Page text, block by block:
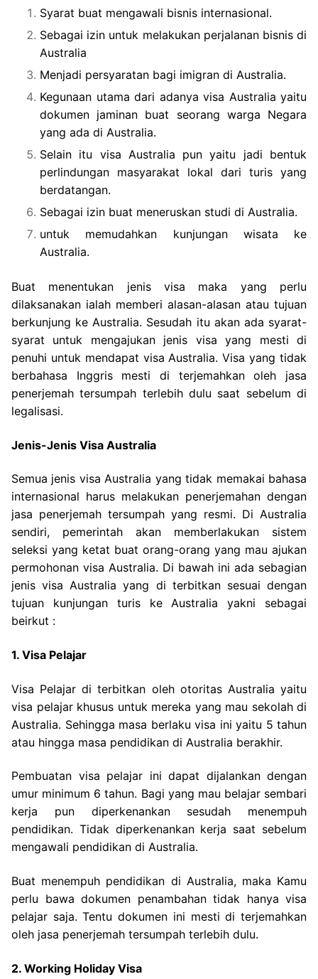
Syarat buat mengawali bisnis internasional.
Sebagai izin untuk melakukan perjalanan bisnis di
Australia
Menjadi persyaratan bagi imigran di Australia.
Kegunaan utama dari adanya visa Australia yaitu
dokumen jaminan buat seorang warga Negara
yang ada di Australia.
Selain itu visa Australia pun yaitu jadi bentuk
perlindungan masyarakat lokal dari turis yang
berdatangan.
Sebagai izin buat meneruskan studi di Australia.
untuk memudahkan kunjungan wisata ke
Australia.
Buat menentukan jenis visa maka yang perlu
dilaksanakan ialah memberi alasan-alasan atau tujuan
berkunjung ke Australia. Sesudah itu akan ada syarat-
syarat untuk mengajukan jenis visa yang mesti di
penuhi untuk mendapat visa Australia. Visa yang tidak
berbahasa Inggris mesti di terjemahkan oleh jasa
penerjemah tersumpah terlebih dulu saat sebelum di
legalisasi.
Jenis-Jenis Visa Australia
Semua jenis visa Australia yang tidak memakai bahasa
internasional harus melakukan penerjemahan dengan
jasa penerjemah tersumpah yang resmi. Di Australia
sendiri, pemerintah akan memberlakukan sistem
seleksi yang ketat buat orang-orang yang mau ajukan
permohonan visa Australia. Di bawah ini ada sebagian
jenis visa Australia yang di terbitkan sesuai dengan
tujuan kunjungan turis ke Australia yakni sebagai
beirkut :
1. Visa Pelajar
Visa Pelajar di terbitkan oleh otoritas Australia yaitu
visa pelajar khusus untuk mereka yang mau sekolah di
Australia. Sehingga masa berlaku visa ini yaitu 5 tahun
atau hingga masa pendidikan di Australia berakhir.
Pembuatan visa pelajar ini dapat dijalankan dengan
umur minimum 6 tahun. Bagi yang mau belajar sembari
kerja pun diperkenankan sesudah menempuh
pendidikan. Tidak diperkenankan kerja saat sebelum
mengawali pendidikan di Australia.
Buat menempuh pendidikan di Australia, maka Kamu
perlu bawa dokumen penambahan tidak hanya visa
pelajar saja. Tentu dokumen ini mesti di terjemahkan
oleh jasa penerjemah tersumpah terlebih dulu.
2. Working Holiday Visa